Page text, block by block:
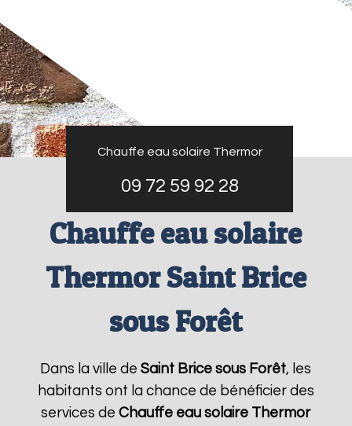
Chauffe eau solaire Thermor
09 72 59 92 28
Chauffe eau solaire
Thermor Saint Brice
sous Forêt
Dans la ville deSaint Brice sous Forêt, les
habitants ont la chance de bénéficier des
services deChauffe eau solaire Thermor